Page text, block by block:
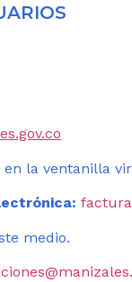
la ventanilla
medio.